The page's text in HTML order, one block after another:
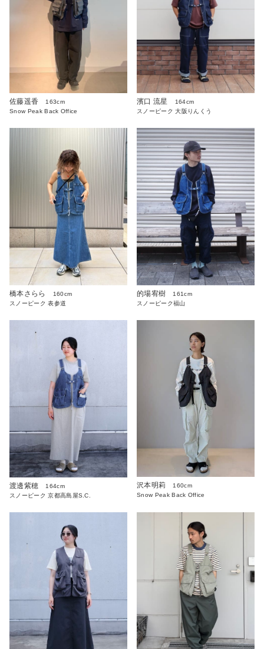
佐藤遥香
163cm
Snow Peak Back Office
濱口 流星
164cm
スノーピーク 大阪りんくう
橋本さらら
160cm
スノーピーク 表参道
的場宥樹
161cm
スノーピーク福山
渡邊紫穂
164cm
スノーピーク 京都高島屋S.C.
沢本明莉
160cm
Snow Peak Back Office